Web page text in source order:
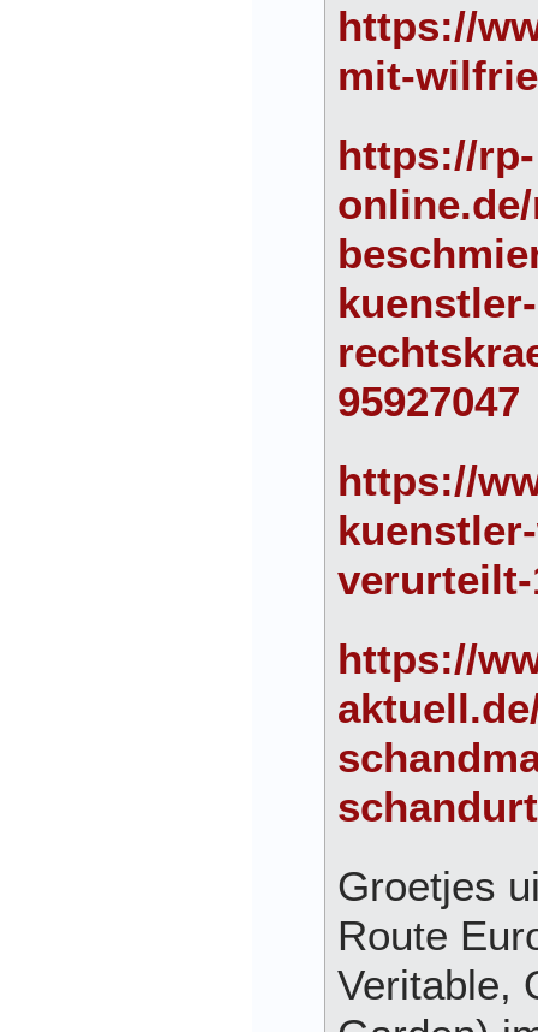
https://
mit-
https://rp-
95927047
https://
verurteilt-
https://
Groetjes
Route
Veritable,